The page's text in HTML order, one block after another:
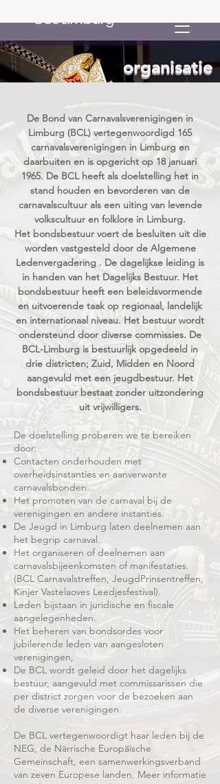
BCL Limburg
organisatie
De Bond van Carnavalsverenigingen in
Limburg (BCL) vertegenwoordigd 165
carnavalsverenigingen in Limburg en
daarbuiten en is opgericht op 18 januari
1965. De BCL heeft als doelstelling het in
stand houden en bevorderen van de
carnavalscultuur als een uiting van levende
volkscultuur en folklore in Limburg.
Het bondsbestuur voert de besluiten uit die
worden vastgesteld door de Algemene
Ledenvergadering . De dagelijkse leiding is
in handen van het Dagelijks Bestuur. Het
bondsbestuur heeft een beleidsvormende
en uitvoerende taak op regionaal, landelijk
en internationaal niveau. Het bestuur wordt
ondersteund door diverse commissies. De
BCL-Limburg is bestuurlijk opgedeeld in
drie districten; Zuid, Midden en Noord
aangevuld met een jeugdbestuur. Het
bondsbestuur bestaat zonder uitzondering
uit vrijwilligers.
De doelstelling proberen we te bereiken
door:
Contacten onderhouden met
overheidsinstanties en aanverwante
carnavalsbonden.
Het promoten van de carnaval bij de
verenigingen en andere instanties.
De Jeugd in Limburg laten deelnemen aan
het begrip carnaval.
Het organiseren of deelnemen aan
carnavalsbijeenkomsten of manifestaties.
(BCL Carnavalstreffen, JeugdPrinsentreffen,
Kinjer Vastelaoves Leedjesfestival).
Leden bijstaan in juridische en fiscale
aangelegenheden.
Het beheren van bondsordes voor
jubilerende leden van aangesloten
verenigingen,
De BCL wordt geleid door het dagelijks
bestuur, aangevuld met commissarissen die
per district zorgen voor de bezoeken aan
de diverse verenigingen.
De BCL vertegenwoordigt haar leden bij de
NEG, de Närrische Europäïsche
Gemeinschaft, een samenwerkingsverband
van zeven Europese landen. Meer informatie